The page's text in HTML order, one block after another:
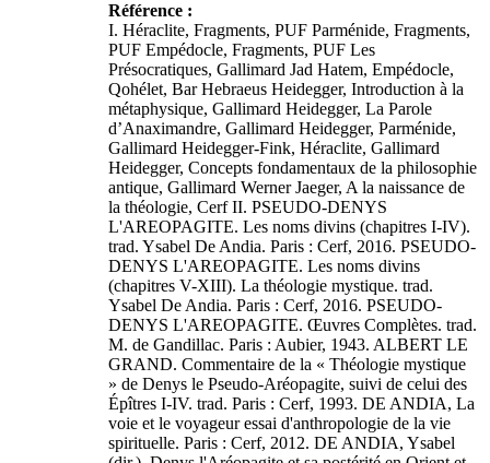
Référence :
I. Héraclite, Fragments, PUF Parménide, Fragments,
PUF Empédocle, Fragments, PUF Les
Présocratiques, Gallimard Jad Hatem, Empédocle,
Qohélet, Bar Hebraeus Heidegger, Introduction à la
métaphysique, Gallimard Heidegger, La Parole
d’Anaximandre, Gallimard Heidegger, Parménide,
Gallimard Heidegger-Fink, Héraclite, Gallimard
Heidegger, Concepts fondamentaux de la philosophie
antique, Gallimard Werner Jaeger, A la naissance de
la théologie, Cerf II. PSEUDO-DENYS
L'AREOPAGITE. Les noms divins (chapitres I-IV).
trad. Ysabel De Andia. Paris : Cerf, 2016. PSEUDO-
DENYS L'AREOPAGITE. Les noms divins
(chapitres V-XIII). La théologie mystique. trad.
Ysabel De Andia. Paris : Cerf, 2016. PSEUDO-
DENYS L'AREOPAGITE. Œuvres Complètes. trad.
M. de Gandillac. Paris : Aubier, 1943. ALBERT LE
GRAND. Commentaire de la « Théologie mystique
» de Denys le Pseudo-Aréopagite, suivi de celui des
Épîtres I-IV. trad. Paris : Cerf, 1993. DE ANDIA, La
voie et le voyageur essai d'anthropologie de la vie
spirituelle. Paris : Cerf, 2012. DE ANDIA, Ysabel